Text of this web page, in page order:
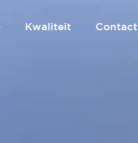
Kwaliteit Contact